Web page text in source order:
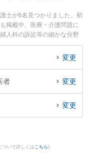
士が6名見つかりました。初
掲載中。医療・介護問題に
人科の訴訟等の細かな分野
法律事務所の大前 貴子弁護
べの総合法律事務所の井上
決の実績豊富な近くの弁護
法律相談できる大阪市阿倍
相談者さんにおすすめで
変更
者 変更
変更
ついて詳しくはこちら)